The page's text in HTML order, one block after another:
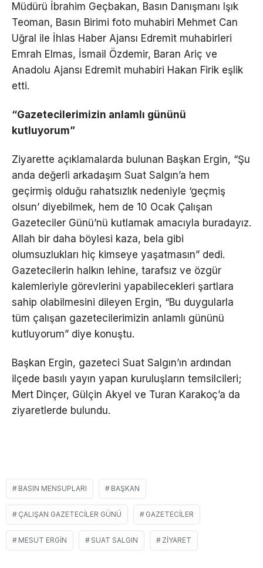
Müdürü İbrahim Geçbakan, Basın Danışmanı Işık
Teoman, Basın Birimi foto muhabiri Mehmet Can
Uğral ile İhlas Haber Ajansı Edremit muhabirleri
Emrah Elmas, İsmail Özdemir, Baran Ariç ve
Anadolu Ajansı Edremit muhabiri Hakan Firik eşlik
etti.
“Gazetecilerimizin anlamlı gününü
kutluyorum”
Ziyarette açıklamalarda bulunan Başkan Ergin, “Şu
anda değerli arkadaşım Suat Salgın’a hem
geçirmiş olduğu rahatsızlık nedeniyle ‘geçmiş
olsun’ diyebilmek, hem de 10 Ocak Çalışan
Gazeteciler Günü’nü kutlamak amacıyla buradayız.
Allah bir daha böylesi kaza, bela gibi
olumsuzlukları hiç kimseye yaşatmasın” dedi.
Gazetecilerin halkın lehine, tarafsız ve özgür
kalemleriyle görevlerini yapabilecekleri şartlara
sahip olabilmesini dileyen Ergin, “Bu duygularla
tüm çalışan gazetecilerimizin anlamlı gününü
kutluyorum” diye konuştu.
Başkan Ergin, gazeteci Suat Salgın’ın ardından
ilçede basılı yayın yapan kuruluşların temsilcileri;
Mert Dinçer, Gülçin Akyel ve Turan Karakoç’a da
ziyaretlerde bulundu.
BASIN MENSUPLARI BAŞKAN
ÇALIŞAN GAZETECILER GÜNÜ GAZETECILER
MESUT ERGIN SUAT SALGIN ZIYARET